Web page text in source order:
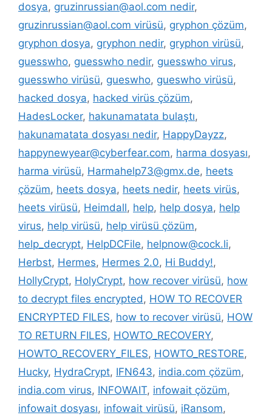
dosya, gruzinrussian@aol.com nedir,
gruzinrussian@aol.com virüsü, gryphon çözüm,
gryphon dosya, gryphon nedir, gryphon virüsü,
guesswho, guesswho nedir, guesswho virus,
guesswho virüsü, gueswho, gueswho virüsü,
hacked dosya, hacked virüs çözüm,
HadesLocker, hakunamatata bulaştı,
hakunamatata dosyası nedir, HappyDayzz,
happynewyear@cyberfear.com, harma dosyası,
harma virüsü, Harmahelp73@gmx.de, heets
çözüm, heets dosya, heets nedir, heets virüs,
heets virüsü, Heimdall, help, help dosya, help
virus, help virüsü, help virüsü çözüm,
help_decrypt, HelpDCFile, helpnow@cock.li,
Herbst, Hermes, Hermes 2.0, Hi Buddy!,
HollyCrypt, HolyCrypt, how recover virüsü, how
to decrypt files encrypted, HOW TO RECOVER
ENCRYPTED FILES, how to recover virüsü, HOW
TO RETURN FILES, HOWTO_RECOVERY,
HOWTO_RECOVERY_FILES, HOWTO_RESTORE,
Hucky, HydraCrypt, IFN643, india.com çözüm,
india.com virus, INFOWAIT, infowait çözüm,
infowait dosyası, infowait virüsü, iRansom,